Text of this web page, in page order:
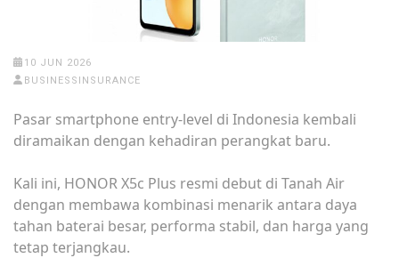
10 JUN 2026
BUSINESSINSURANCE
Pasar smartphone entry-level di Indonesia kembali
diramaikan dengan kehadiran perangkat baru.
Kali ini, HONOR X5c Plus resmi debut di Tanah Air
dengan membawa kombinasi menarik antara daya
tahan baterai besar, performa stabil, dan harga yang
tetap terjangkau.